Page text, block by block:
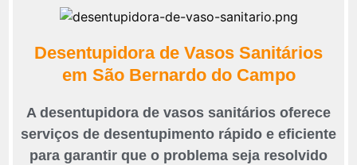
Desentupidora de Vasos Sanitários
em São Bernardo do Campo
A desentupidora de vasos sanitários oferece
serviços de desentupimento rápido e eficiente
para garantir que o problema seja resolvido